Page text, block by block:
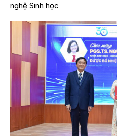
nghệ Sinh học